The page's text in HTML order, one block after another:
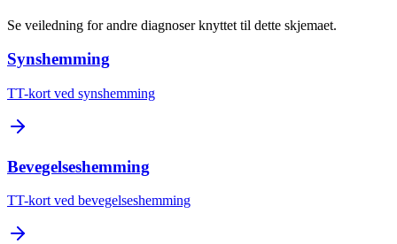
Se veiledning for andre diagnoser knyttet til dette skjemaet.
Synshemming
TT-kort ved synshemming
Bevegelseshemming
TT-kort ved bevegelseshemming